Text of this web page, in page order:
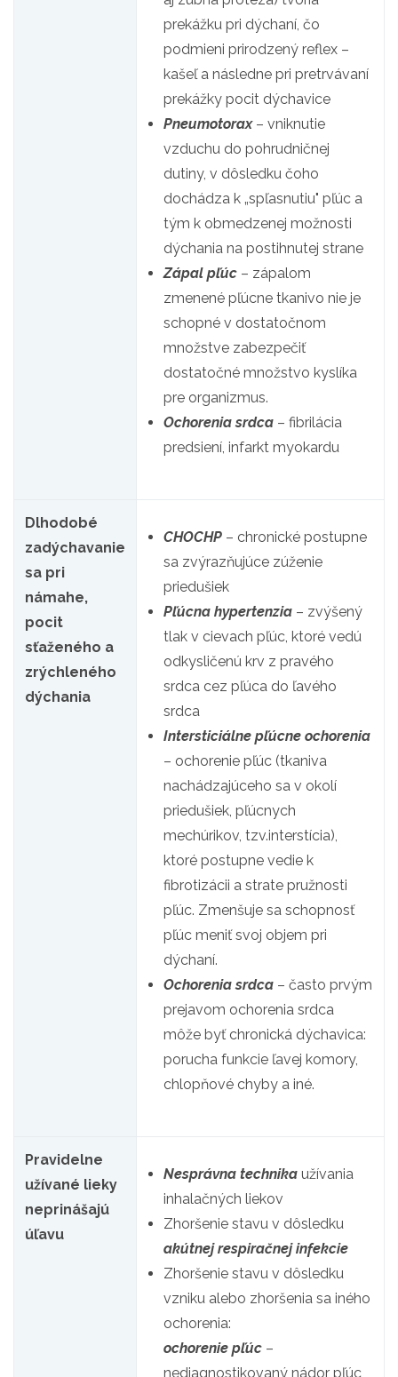
prekážku pri dýchaní, čo
podmieni prirodzený reflex –
kašeľ a následne pri pretrvávaní
prekážky pocit dýchavice
Pneumotorax – vniknutie
vzduchu do pohrudničnej
dutiny, v dôsledku čoho
dochádza k „spľasnutiu" pľúc a
tým k obmedzenej možnosti
dýchania na postihnutej strane
Zápal pľúc – zápalom
zmenené pľúcne tkanivo nie je
schopné v dostatočnom
množstve zabezpečiť
dostatočné množstvo kyslíka
pre organizmus.
Ochorenia srdca – fibrilácia
predsiení, infarkt myokardu
Dlhodobé
zadýchavanie
sa pri
námahe,
pocit
sťaženého a
zrýchleného
dýchania
CHOCHP – chronické postupne
sa zvýrazňujúce zúženie
priedušiek
Pľúcna hypertenzia – zvýšený
tlak v cievach pľúc, ktoré vedú
odkysličenú krv z pravého
srdca cez pľúca do ľavého
srdca
Intersticiálne pľúcne ochorenia
– ochorenie pľúc (tkaniva
nachádzajúceho sa v okolí
priedušiek, pľúcnych
mechúrikov, tzv.interstícia),
ktoré postupne vedie k
fibrotizácii a strate pružnosti
pľúc. Zmenšuje sa schopnosť
pľúc meniť svoj objem pri
dýchaní.
Ochorenia srdca – často prvým
prejavom ochorenia srdca
môže byť chronická dýchavica:
porucha funkcie ľavej komory,
chlopňové chyby a iné.
Pravidelne
užívané lieky
neprinášajú
úľavu
Nesprávna technika užívania
inhalačných liekov
Zhoršenie stavu v dôsledku
akútnej respiračnej infekcie
Zhoršenie stavu v dôsledku
vzniku alebo zhoršenia sa iného
ochorenia:
ochorenie pľúc –
nediagnostikovaný nádor pľúc